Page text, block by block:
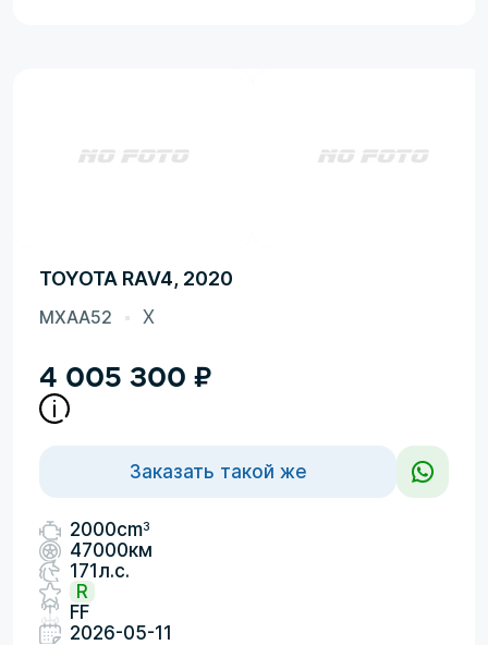
TOYOTA RAV4, 2020
MXAA52 X
4 005 300 ₽
Заказать такой же
2000cm3
47000км
171л.с.
R
FF
2026-05-11